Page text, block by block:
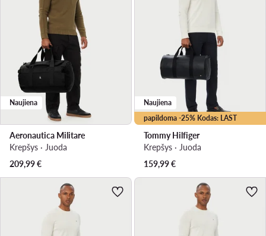
Naujiena
Aeronautica Militare
Krepšys · Juoda
209,99€
papildoma -25% Kodas: LAST
Naujiena
Tommy Hilfiger
Krepšys · Juoda
159,99€